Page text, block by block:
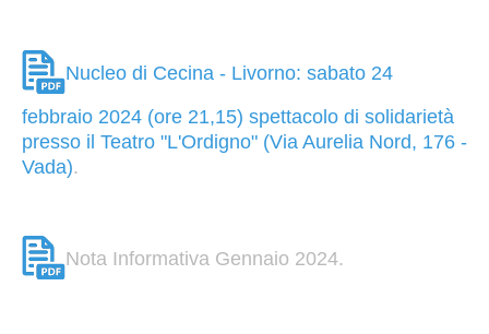
Nucleo di Cecina - Livorno: sabato 24
febbraio 2024 (ore 21,15) spettacolo di solidarietà
presso il Teatro "L'Ordigno" (Via Aurelia Nord, 176 -
Vada).
Nota Informativa Gennaio 2024.